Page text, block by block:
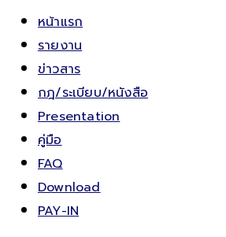
หน้าแรก
รายงาน
ข่าวสาร
กฎ/ระเบียบ/หนังสือ
Presentation
คู่มือ
FAQ
Download
PAY-IN